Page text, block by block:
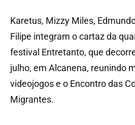
Karetus, Mizzy Miles,
Filipe integram o cartaz da
festival Entretanto, que
julho, em Alcanena, reunindo
videojogos e o Encontro das
Migrantes.